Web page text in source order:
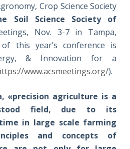
Crop Science Society
Soil Science Society of
Nov. 3-7 in Tampa,
this year’s conference is
& Innovation for a
www.acsmeetings.org/).
«precision agriculture is a
field, due to its
in large scale farming
and concepts of